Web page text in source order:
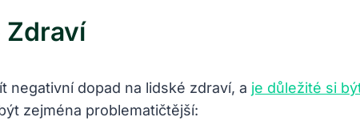
Zdraví
negativní dopad na lidské zdraví, a je důležité si
zejména problematičtější: